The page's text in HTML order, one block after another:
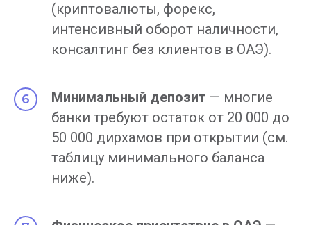
(криптовалюты, форекс,
интенсивный оборот наличности,
консалтинг без клиентов в ОАЭ).
Минимальный депозит — многие
банки требуют остаток от 20 000 до
50 000 дирхамов при открытии (см.
таблицу минимального баланса
ниже).